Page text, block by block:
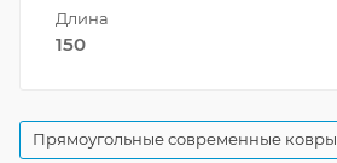
Длина
150
Прямоугольные современные ковры